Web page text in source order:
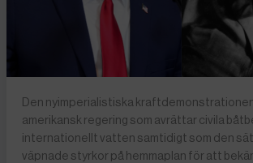
Den nyimperialistiska
amerikansk regering som avrättar civila
internationellt vatten samtidigt som den
väpnade styrkor på hemmaplan för att